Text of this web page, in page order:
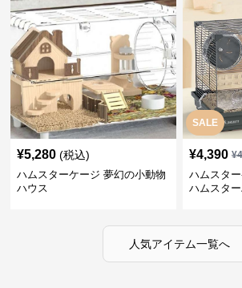
¥5,280 (税込)
ハムスターケージ 夢幻の小動物
ハウス
SALE
¥4,390 ¥
ハムスタ
ハムスタ
人気アイテム一覧へ